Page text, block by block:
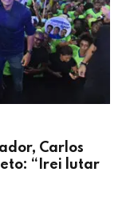
Carlos
“Irei lutar